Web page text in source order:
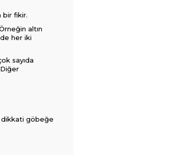
bir fikir.
altın
her iki
sayıda
dikkati göbeğe